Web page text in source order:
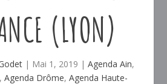
(LYON)
| Mai 1, 2019 | Agenda Ain,
, Agenda Drôme, Agenda Haute-